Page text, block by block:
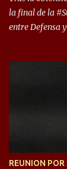
la final de la
entre Defensa
que iniciará
primeros de
las fases de
noche de
REUNION POR